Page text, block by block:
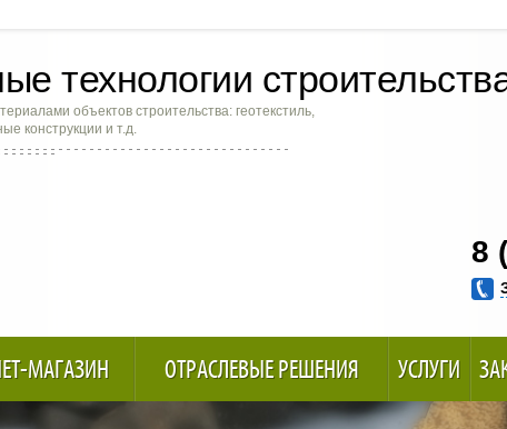
технологии
объектов строительства: геотекстиль,
конструкции и т.д.
8
МАГАЗИН ОТРАСЛЕВЫЕ РЕШЕНИЯ УСЛУГИ